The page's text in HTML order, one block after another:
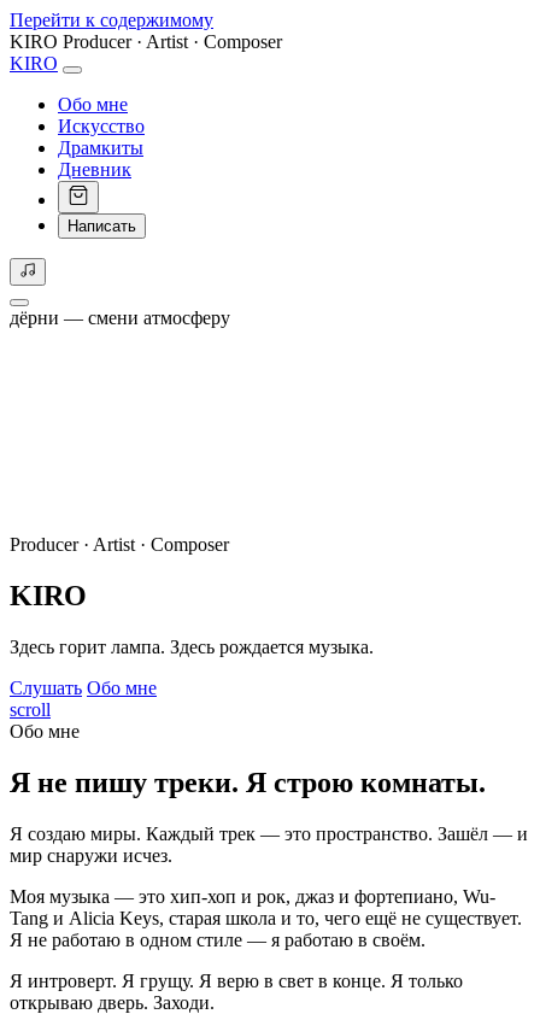
Перейти к содержимому
KIRO Producer · Artist · Composer
KIRO
Обо мне
Искусство
Драмкиты
Дневник
Написать
дёрни — смени атмосферу
Producer · Artist · Composer
KIRO
Здесь горит лампа. Здесь рождается музыка.
Слушать Обо мне
scroll
Обо мне
Я не пишу треки. Я строю комнаты.
Я создаю миры. Каждый трек — это пространство. Зашёл — и
мир снаружи исчез.
Моя музыка — это хип-хоп и рок, джаз и фортепиано, Wu-
Tang и Alicia Keys, старая школа и то, чего ещё не существует.
Я не работаю в одном стиле — я работаю в своём.
Я интроверт. Я грущу. Я верю в свет в конце. Я только
открываю дверь. Заходи.